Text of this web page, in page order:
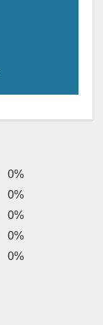
0%
0%
0%
0%
0%